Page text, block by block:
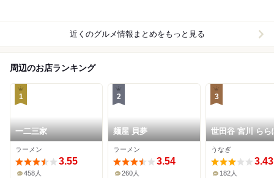
近くのグルメ情報まとめをもっと見る
周辺のお店ランキング
1
一二三家
ラーメン
3.55
458人
2
麺屋 貝夢
ラーメン
3.54
260人
3
世田谷 宮川 らら
と横浜店
うなぎ
3.43
182人